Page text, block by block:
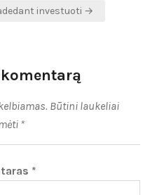
investuoti →
Būtini laukeliai
*
*